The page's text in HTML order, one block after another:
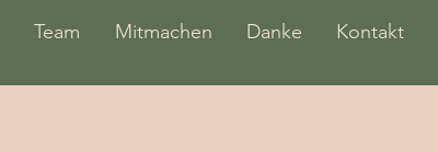
Team Mitmachen Danke Kontakt